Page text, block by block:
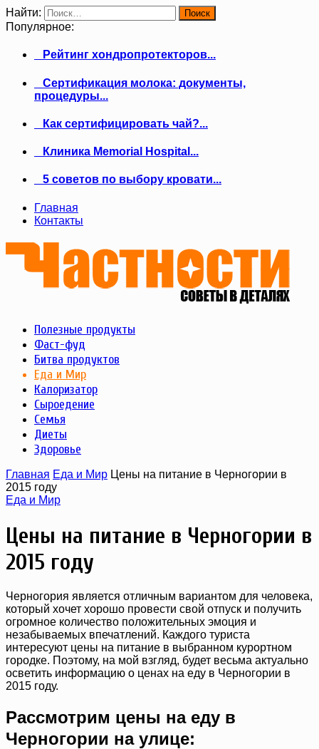
Найти:
Популярное:
Рейтинг хондропротекторов...
Сертификация молока: документы,
процедуры...
Как сертифицировать чай?...
Клиника Memorial Hospital...
5 советов по выбору кровати...
Главная
Контакты
Полезные продукты
Фаст-фуд
Битва продуктов
Еда и Мир
Калоризатор
Сыроедение
Семья
Диеты
Здоровье
Главная Еда и Мир Цены на питание в Черногории в
2015 году
Еда и Мир
Цены на питание в Черногории в
2015 году
Черногория является отличным вариантом для человека,
который хочет хорошо провести свой отпуск и получить
огромное количество положительных эмоция и
незабываемых впечатлений. Каждого туриста
интересуют цены на питание в выбранном курортном
городке. Поэтому, на мой взгляд, будет весьма актуально
осветить информацию о ценах на еду в Черногории в
2015 году.
Рассмотрим цены на еду в
Черногории на улице: